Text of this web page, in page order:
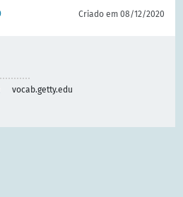
Criado em 08/12/2020
vocab.getty.edu